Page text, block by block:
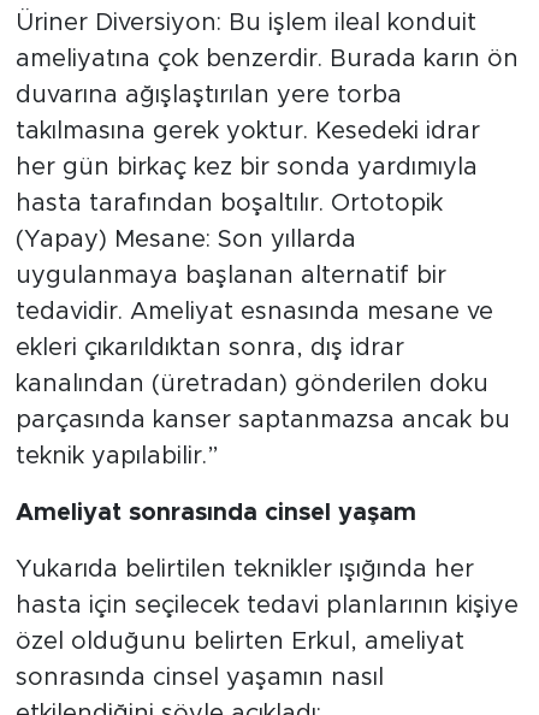
Üriner Diversiyon: Bu işlem ileal konduit
ameliyatına çok benzerdir. Burada karın ön
duvarına ağışlaştırılan yere torba
takılmasına gerek yoktur. Kesedeki idrar
her gün birkaç kez bir sonda yardımıyla
hasta tarafından boşaltılır. Ortotopik
(Yapay) Mesane: Son yıllarda
uygulanmaya başlanan alternatif bir
tedavidir. Ameliyat esnasında mesane ve
ekleri çıkarıldıktan sonra, dış idrar
kanalından (üretradan) gönderilen doku
parçasında kanser saptanmazsa ancak bu
teknik yapılabilir.”
Ameliyat sonrasında cinsel yaşam
Yukarıda belirtilen teknikler ışığında her
hasta için seçilecek tedavi planlarının kişiye
özel olduğunu belirten Erkul, ameliyat
sonrasında cinsel yaşamın nasıl